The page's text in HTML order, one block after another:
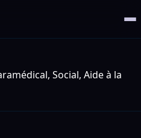
Social, Aide à la